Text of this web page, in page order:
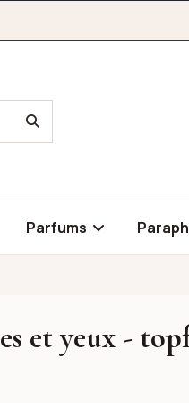
Parfums
et yeux -